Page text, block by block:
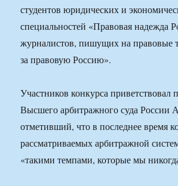
студентов юридических и
специальностей «Правовая надежда
журналистов, пишущих на
за правовую Россию».
Участников конкурса приветствовал
Высшего арбитражного суда России
отметивший, что в последнее время
рассматриваемых арбитражной
«такими темпами, которые мы